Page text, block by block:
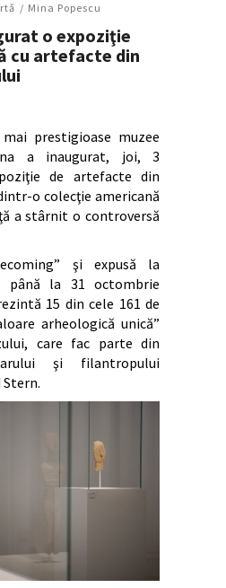
Mina Popescu
o expoziţie
cu artefacte din
prestigioase muzee
a inaugurat, joi, 3
de artefacte din
o colecţie americană
a stârnit o controversă
şi expusă la
până la 31 octombrie
15 din cele 161 de
arheologică unică”
care fac parte din
şi filantropului